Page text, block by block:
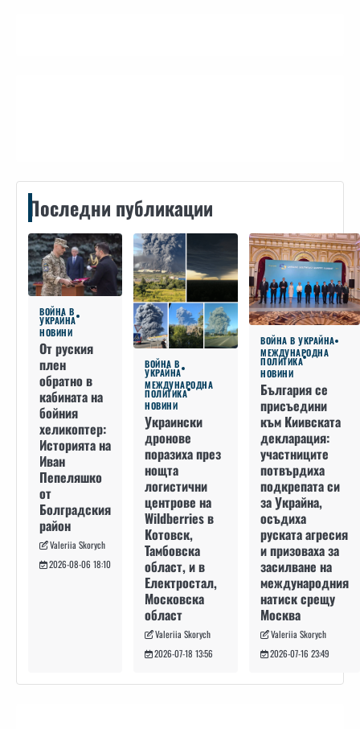
Последни публикации
ВОЙНА В
УКРАЙНА
НОВИНИ
От руския
плен
обратно в
кабината на
бойния
хеликоптер:
Историята на
Иван
Пепеляшко
от
Болградския
район
Valeriia Skorych
2026-08-06 18:10
ВОЙНА В
УКРАЙНА
МЕЖДУНАРОДНА
ПОЛИТИКА
НОВИНИ
Украински
дронове
поразиха през
нощта
логистични
центрове на
Wildberries в
Котовск,
Тамбовска
област, и в
Електростал,
Московска
област
Valeriia Skorych
2026-07-18 13:56
ВОЙНА В УКРАЙНА
МЕЖДУНАРОДНА
ПОЛИТИКА
НОВИНИ
България се
присъедини
към Киивската
декларация:
участниците
потвърдиха
подкрепата си
за Украйна,
осъдиха
руската агресия
и призоваха за
засилване на
международния
натиск срещу
Москва
Valeriia Skorych
2026-07-16 23:49